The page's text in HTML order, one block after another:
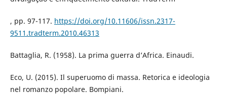
, pp. 97-117. https://doi.org/10.11606/issn.2317-
9511.tradterm.2010.46313
Battaglia, R. (1958). La prima guerra d’Africa. Einaudi.
Eco, U. (2015). Il superuomo di massa. Retorica e ideologia
nel romanzo popolare. Bompiani.